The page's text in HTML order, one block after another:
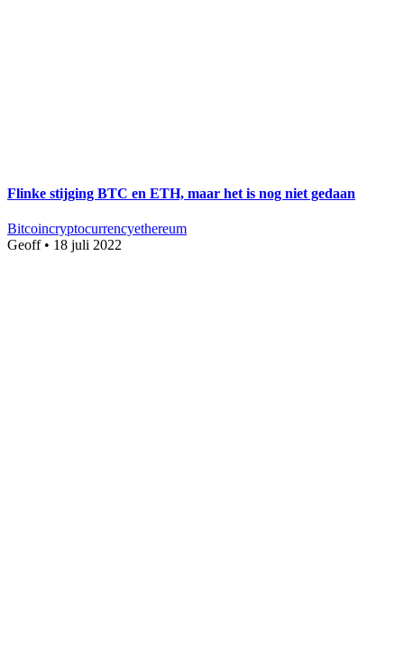
Flinke stijging BTC en ETH, maar het is nog niet gedaan
Bitcoincryptocurrencyethereum
Geoff• 18 juli 2022